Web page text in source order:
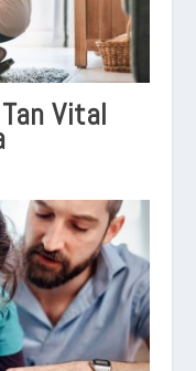
Vital